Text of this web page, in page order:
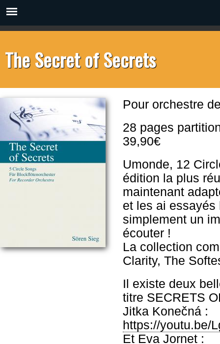
The Secret of Secrets
Pour orchestre
28 pages
39,90€
Umonde, 12
édition la plus
maintenant
et les ai essayés
simplement un
écouter !
La collection
Clarity, The
Il existe deux
titre SECRETS
Jitka Konečná :
https://youtu.be/
Et Eva Jornet :